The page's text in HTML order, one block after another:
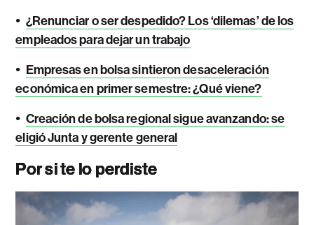
• ¿Renunciar o ser despedido? Los ‘dilemas’ de los
empleados para dejar un trabajo
• Empresas en bolsa sintieron desaceleración
económica en primer semestre: ¿Qué viene?
• Creación de bolsa regional sigue avanzando: se
eligió Junta y gerente general
Por si te lo perdiste